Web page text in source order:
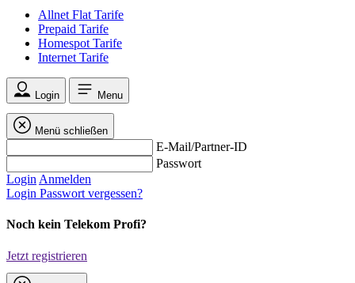
Allnet Flat Tarife
Prepaid Tarife
Homespot Tarife
Internet Tarife
Login Menu
Menü schließen
E-Mail/Partner-ID
Passwort
Login Anmelden
Login Passwort vergessen?
Noch kein Telekom Profi?
Jetzt registrieren